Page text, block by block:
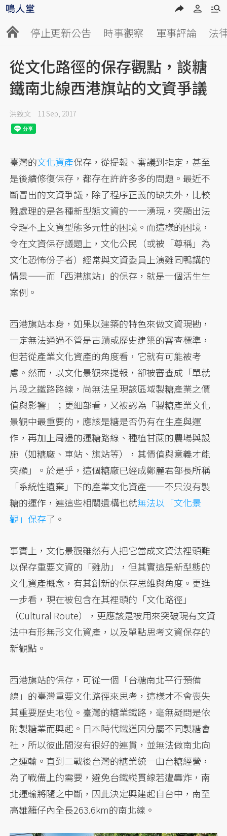
停止更新公告 時事觀察 軍事評論 法
從文化路徑的保存觀點，談糖
鐵南北線西港旗站的文資爭議
洪致文 11 Sep, 2017
臺灣的文化資產保存，從提報、審議到指定，甚至
是後續修復保存，都存在許許多多的問題。最近不
斷冒出的文資爭議，除了程序正義的缺失外，比較
難處理的是各種新型態文資的一一湧現，突顯出法
令趕不上文資型態多元性的困境。而這樣的困境，
令在文資保存議題上，文化公民（或被「尊稱」為
文化恐怖份子者）經常與文資委員上演雞同鴨講的
情景——而「西港旗站」的保存，就是一個活生生
案例。
西港旗站本身，如果以建築的特色來做文資現勘，
一定無法通過不管是古蹟或歷史建築的審查標準，
但若從產業文化資產的角度看，它就有可能被考
慮。然而，以文化景觀來提報，卻被審查成「單就
片段之鐵路路線，尚無法呈現該區域製糖產業之價
值與影響」；更細部看，又被認為「製糖產業文化
景觀中最重要的，應該是糖是否仍有在生產與運
作，再加上周邊的運糖路線、種植甘蔗的農場與設
施（如糖廠、車站、旗站等），其價值與意義才能
突顯」。於是乎，這個糖廠已經成鄭麗君部長所稱
「系統性遺棄」下的產業文化資產——不只沒有製
糖的運作，連這些相關遺構也就無法以「文化景
觀」保存了。
事實上，文化景觀雖然有人把它當成文資法裡頭難
以保存重要文資的「雞肋」，但其實這是新型態的
文化資產概念，有其創新的保存思維與角度。更進
一步看，現在被包含在其裡頭的「文化路徑」
（Cultural Route），更應該是被用來突破現有文資
法中有形無形文化資產，以及單點思考文資保存的
新觀點。
西港旗站的保存，可從一個「台糖南北平行預備
線」的臺灣重要文化路徑來思考，這樣才不會喪失
其重要歷史地位。臺灣的糖業鐵路，毫無疑問是依
附製糖業而興起。日本時代鐵道因分屬不同製糖會
社，所以彼此間沒有很好的連貫，並無法做南北向
之運輸。直到二戰後台灣的糖業統一由台糖經營，
為了戰備上的需要，避免台鐵縱貫線若遭轟炸，南
北運輸將隨之中斷，因此決定興建起自台中，南至
高雄籬仔內全長263.6km的南北線。